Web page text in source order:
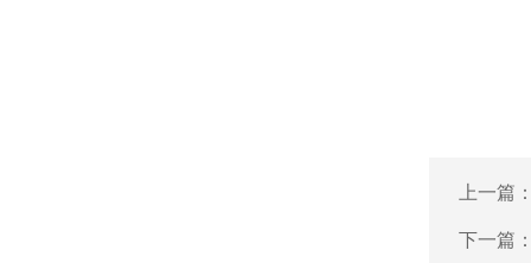
上一篇
下一篇